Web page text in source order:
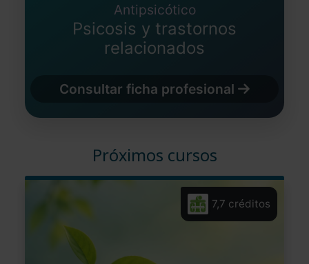
Antipsicótico
Psicosis y trastornos
relacionados
Consultar ficha profesional
Próximos cursos
7,7 créditos